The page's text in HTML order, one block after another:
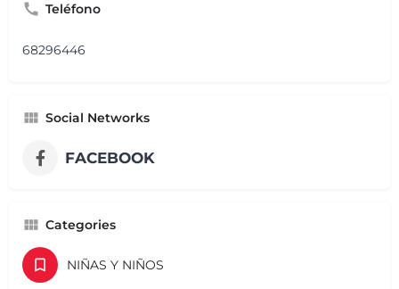
Teléfono
68296446
Social Networks
FACEBOOK
Categories
NIÑAS Y NIÑOS